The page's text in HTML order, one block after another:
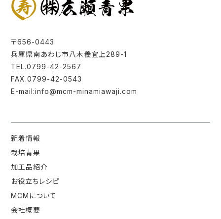
〒656-0443
兵庫県南あわじ市八木養宜上289-1
TEL.0799-42-2567
FAX.0799-42-0543
E-mail:info@mcm-minamiawaji.com
新着情報
栽培青果
加工品紹介
お役立ちレシピ
MCMについて
会社概要